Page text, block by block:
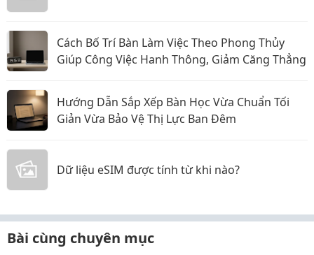
Cách Bố Trí Bàn Làm Việc Theo Phong Thủy
Giúp Công Việc Hanh Thông, Giảm Căng Thẳng
Hướng Dẫn Sắp Xếp Bàn Học Vừa Chuẩn Tối
Giản Vừa Bảo Vệ Thị Lực Ban Đêm
Dữ liệu eSIM được tính từ khi nào?
Bài cùng chuyên mục